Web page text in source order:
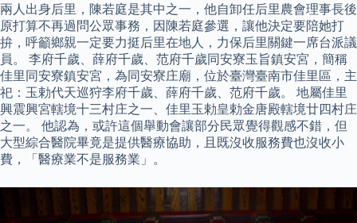
兩人出身后里，陳若庭是其中之一，他自卸任后里農會理事長後
原打算不再過問公眾事務，因陳若庭參選，讓他決定要陪她打
拚，呼籲鄉親一定要力挺后里在地人，力保后里關鍵一席台派議
員。 李府千歲、薛府千歲、范府千歲同安寮玉旨鎮安宮，簡稱
佳里同安寮鎮安宮，為同安寮庄廟，位於臺灣臺南市佳里區，主
祀：玉勅代天巡狩李府千歲、薛府千歲、范府千歲。 地屬佳里
興震興宮轄境十三村庄之一、佳里玉勅皇勅金唐殿轄境廿四村庄
之一。 他認為，或許這個舉動會讓部分民眾覺得觀感不錯，但
大型綜合醫院畢竟是提供醫療協助，且既沒收服務費也沒收小
費，「醫療業不是服務業」。